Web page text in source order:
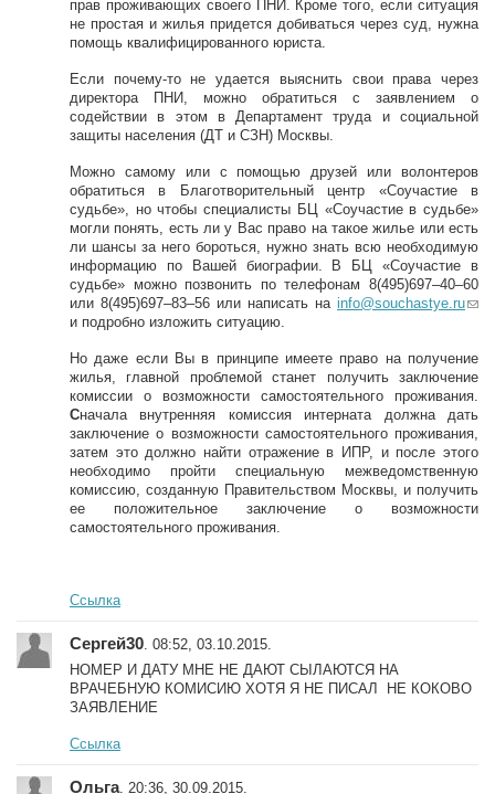
прав проживающих своего ПНИ. Кроме того, если ситуация
не простая и жилья придется добиваться через суд, нужна
помощь квалифицированного юриста.
Если почему-то не удается выяснить свои права через
директора ПНИ, можно обратиться с заявлением о
содействии в этом в Департамент труда и социальной
защиты населения (ДТ и СЗН) Москвы.
Можно самому или с помощью друзей или волонтеров
обратиться в Благотворительный центр «Соучастие в
судьбе», но чтобы специалисты БЦ «Соучастие в судьбе»
могли понять, есть ли у Вас право на такое жилье или есть
ли шансы за него бороться, нужно знать всю необходимую
информацию по Вашей биографии. В БЦ «Соучастие в
судьбе» можно позвонить по телефонам 8(495)697–40–60
или 8(495)697–83–56 или написать на info@souchastye.ru(li
s
e
n
d
s
e-
m
ai
l)
и подробно изложить ситуацию.
Но даже если Вы в принципе имеете право на получение
жилья, главной проблемой станет получить заключение
комиссии о возможности самостоятельного проживания.
Сначала внутренняя комиссия интерната должна дать
заключение о возможности самостоятельного проживания,
затем это должно найти отражение в ИПР, и после этого
необходимо пройти специальную межведомственную
комиссию, созданную Правительством Москвы, и получить
ее положительное заключение о возможности
самостоятельного проживания.
Ссылка
Сергей30 . 08:52, 03.10.2015.
НОМЕР И ДАТУ МНЕ НЕ ДАЮТ СЫЛАЮТСЯ НА
ВРАЧЕБНУЮ КОМИСИЮ ХОТЯ Я НЕ ПИСАЛ НЕ КОКОВО
ЗАЯВЛЕНИЕ
Ссылка
Ольга. 20:36, 30.09.2015.